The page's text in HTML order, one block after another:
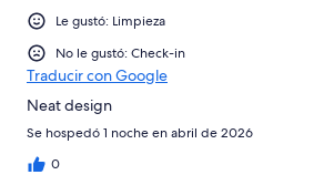
Le gustó: Limpieza
No le gustó: Check-in
Traducir con Google
Neat design
Se hospedó 1 noche en abril de 2026
0